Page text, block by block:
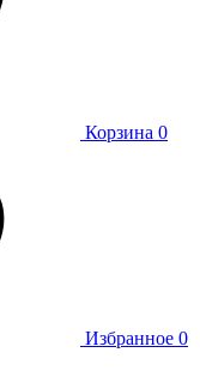
Корзина 0
Избранное 0